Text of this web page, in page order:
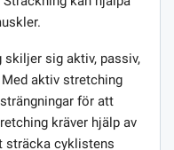
skiljer sig aktiv, passiv,
aktiv stretching
för att
kräver hjälp av
sträcka cyklistens